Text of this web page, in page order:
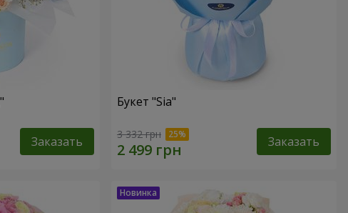
Заказать
Букет "Sia"
3 332 грн Заказать